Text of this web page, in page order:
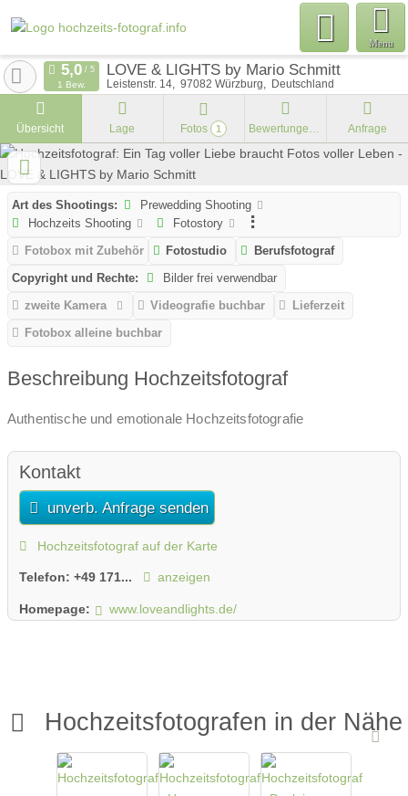
Menu
LOVE & LIGHTS by Mario Schmitt
Leistenstr. 14 97082 Würzburg Deutschland
1 Bew.
Übersicht Lage Fotos 1 Bewertungen Anfrage
Art des Shootings:
Prewedding Shooting
Hochzeits Shooting
Fotostory
Fotobox mit Zubehör
Fotostudio
Berufsfotograf
Copyright und Rechte:
Bilder frei verwendbar
zweite Kamera
Videografie buchbar
Lieferzeit
Fotobox alleine buchbar
Beschreibung Hochzeitsfotograf
Authentische und emotionale Hochzeitsfotografie
Kontakt
unverb. Anfrage senden
Hochzeitsfotograf auf der Karte
Telefon: +49 171... anzeigen
Homepage: www.loveandlights.de/
Hochzeitsfotografen in der Nähe